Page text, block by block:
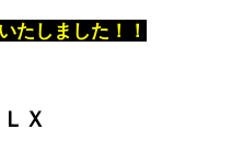
たしました！！
Ｘ